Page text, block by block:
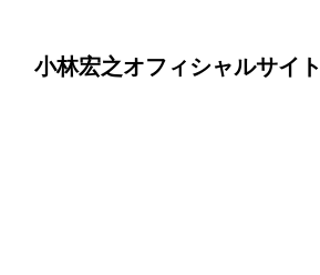
小林宏之オフィシャルサイト